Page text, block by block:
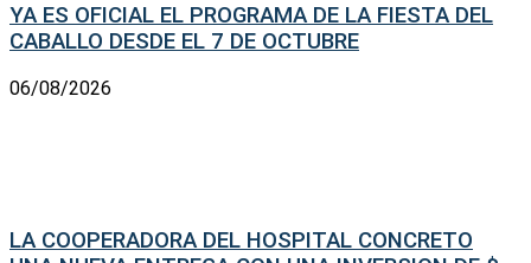
YA ES OFICIAL EL PROGRAMA DE LA FIESTA DEL
CABALLO DESDE EL 7 DE OCTUBRE
06/08/2026
LA COOPERADORA DEL HOSPITAL CONCRETO